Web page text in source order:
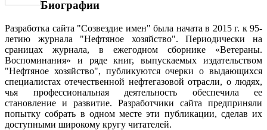
Биографии
Разработка сайта "Созвездие имен" была начата в 2015 г. к 95-
летию журнала "Нефтяное хозяйство". Периодически на
сраницах журнала, в ежегодном сборнике «Ветераны.
Воспоминания» и ряде книг, выпускаемых издательством
"Нефтяное хозяйство", публикуются очерки о выдающихся
специалистах отечественной нефтегазовой отрасли, о людях,
чья профессиональная деятельность обеспечила ее
становление и развитие. Разработчики сайта предприняли
попытку собрать в одном месте эти публикации, сделав их
доступными широкому кругу читателей.